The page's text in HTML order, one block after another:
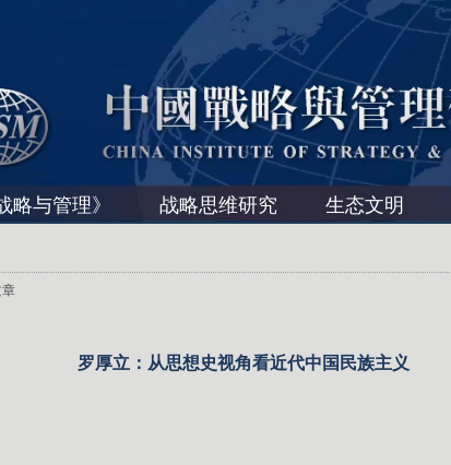
略与管理》 战略思维研究 生态文明
罗厚立：从思想史视角看近代中国民族主义